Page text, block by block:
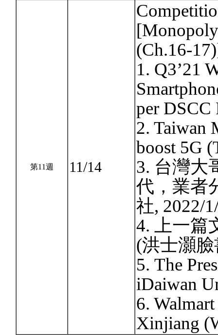
第11週 11/14
(Ch.16-
1. Q3’21
per DSCC
2. Taiwan
boost 5G
3. 台灣大
代，業者
社, 2022/
4. 上一篇
(洪士灝臉
5. The
iDaiwan
6.
Xinjiang